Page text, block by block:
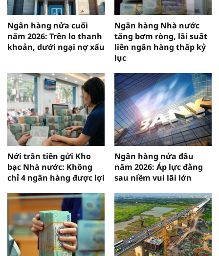
Ngân hàng nửa cuối
năm 2026: Trên lo thanh
khoản, dưới ngại nợ xấu
Ngân hàng Nhà nước
tăng bơm ròng, lãi suất
liên ngân hàng thấp kỷ
lục
Nới trần tiền gửi Kho
bạc Nhà nước: Không
chỉ 4 ngân hàng được lợi
Ngân hàng nửa đầu
năm 2026: Áp lực đằng
sau niềm vui lãi lớn